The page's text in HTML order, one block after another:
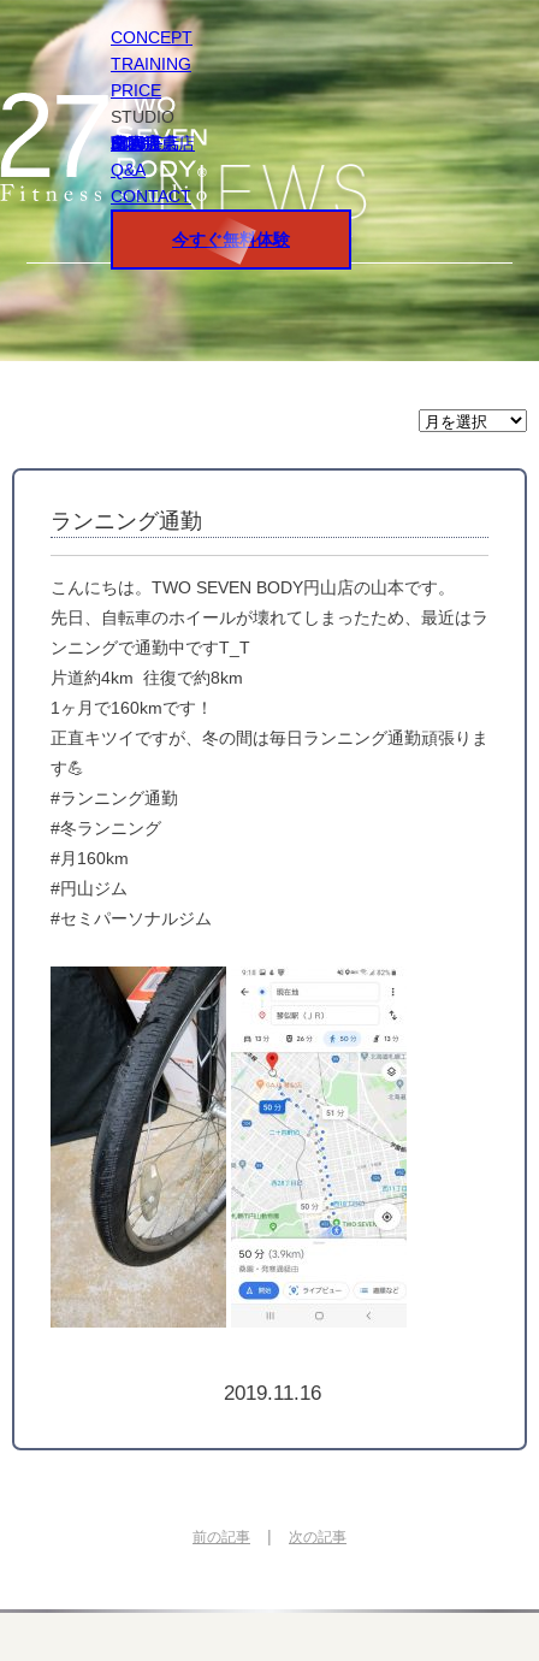
CONCEPT
TRAINING
PRICE
STUDIO
円山店
白石店
桑園店
北18条店
宮の沢店
環状通東店
STAFF
Q&A
CONTACT
今すぐ無料体験
月
間
ー
ランニング通勤
こんにちは。TWO SEVEN BODY円山店の山本です。
先日、自転車のホイールが壊れてしまったため、最近はラ
ンニングで通勤中ですT_T
片道約4km 往復で約8km
1ヶ月で160kmです！
正直キツイですが、冬の間は毎日ランニング通勤頑張りま
す💪
#ランニング通勤
#冬ランニング
#月160km
#円山ジム
#セミパーソナルジム
2019.11.16
前の記事 | 次の記事